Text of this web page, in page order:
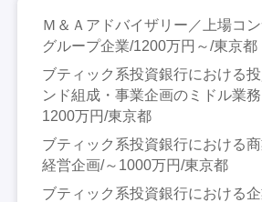
Ｍ＆Ａアドバイザリー／上場コ
グループ企業/1200万円～/東京都
ブティック系投資銀行における
ンド組成・事業企画のミドル業
1200万円/東京都
ブティック系投資銀行における
経営企画/～1000万円/東京都
ブティック系投資銀行における